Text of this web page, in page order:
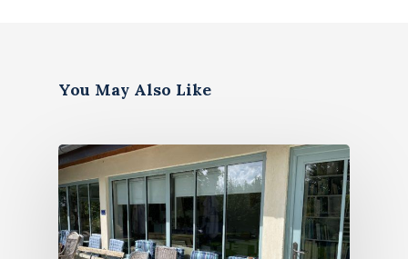
You May Also Like
Artiste
Bio & histoire
Restauration de
Galerie
Blog